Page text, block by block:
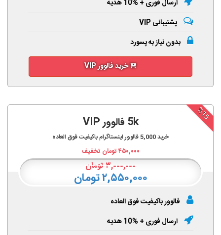
ارسال فوری + %10 هدیه
پشتیبانی VIP
بدون نیاز به پسورد
خرید فالوور VIP
%15
5k فالوور VIP
خرید5,000فالوور اینستاگرام باکیفیت فوق العاده
۴۵۰,۰۰۰تومان تخفیف
۳,۰۰۰,۰۰۰تومان
۲,۵۵۰,۰۰۰ تومان
فالوور باکیفیت فوق العاده
ارسال فوری + %10 هدیه